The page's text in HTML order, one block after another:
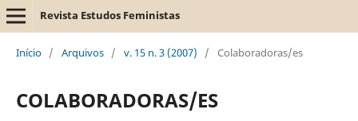
Revista Estudos Feministas
Início / Arquivos / v. 15 n. 3 (2007) / Colaboradoras/es
COLABORADORAS/ES